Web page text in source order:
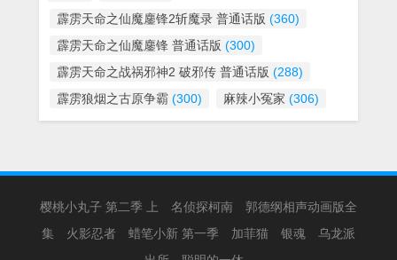
霹雳天命之仙魔鏖锋2斩魔录 普通话版 (360)
霹雳天命之仙魔鏖锋 普通话版 (300)
霹雳天命之战祸邪神2 破邪传 普通话版 (288)
霹雳狼烟之古原争霸 (300) 麻辣小冤家 (306)
樱桃小丸子 第二季 上 名侦探柯南
郭德纲相声动画版全
集
火影忍者 蜡笔小新 第一季 加菲猫 银魂
乌龙派